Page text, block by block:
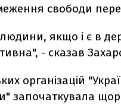
свободи
якщо і є в
- сказав
організацій
започаткувала